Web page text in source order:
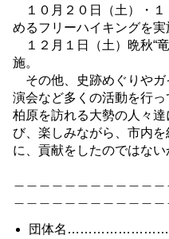
１０月２０日（土）・１
めるフリーハイキングを実
１２月１日（土）晩秋“
施。
その他、史跡めぐりやガ
演会など多くの活動を行っ
柏原を訪れる大勢の人々
び、楽しみながら、市内
に、貢献をしたのではない
団体名…………………………